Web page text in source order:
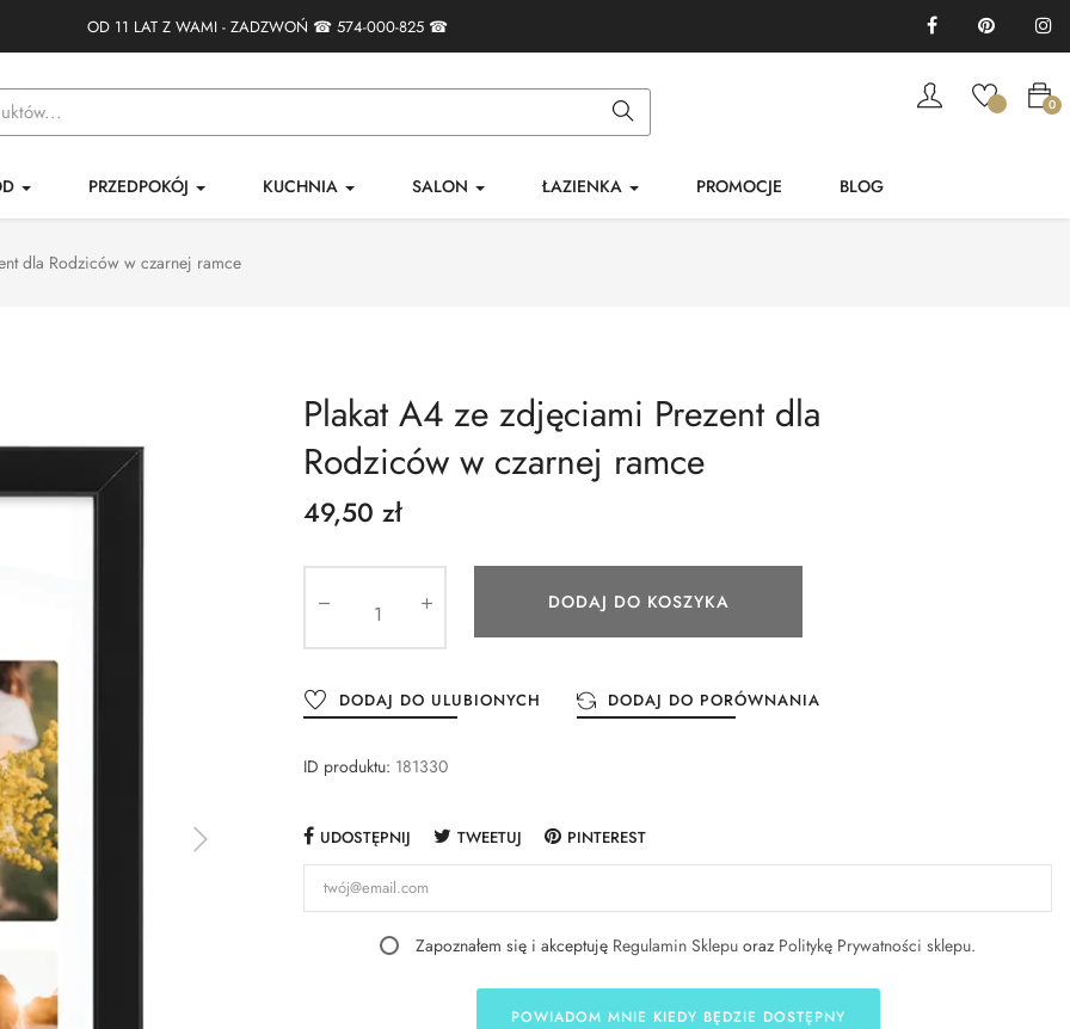
OD 11 LAT Z WAMI - ZADZWOŃ ☎ 574-000-825 ☎ FacebookPinterest
0
PRZEDPOKÓJ KUCHNIA SALON ŁAZIENKA PROMOCJE BLOG
dla Rodziców w czarnej ramce
Plakat A4 ze zdjęciami Prezent dla
Rodziców w czarnej ramce
49,50 zł
DODAJ DO KOSZYKA
DODAJ DO ULUBIONYCH DODAJ DO PORÓWNANIA
ID produktu: 181330
UDOSTĘPNIJ TWEETUJ PINTEREST
Zapoznałem się i akceptuję Regulamin Sklepu oraz Politykę Prywatności sklepu.
POWIADOM MNIE KIEDY BĘDZIE DOSTĘPNY